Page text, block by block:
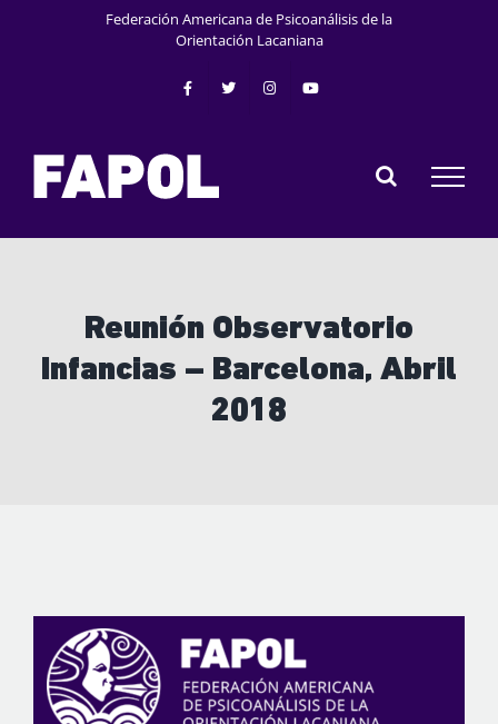
Federación Americana de Psicoanálisis de la
Orientación Lacaniana
Reunión Observatorio
Infancias – Barcelona, Abril
2018